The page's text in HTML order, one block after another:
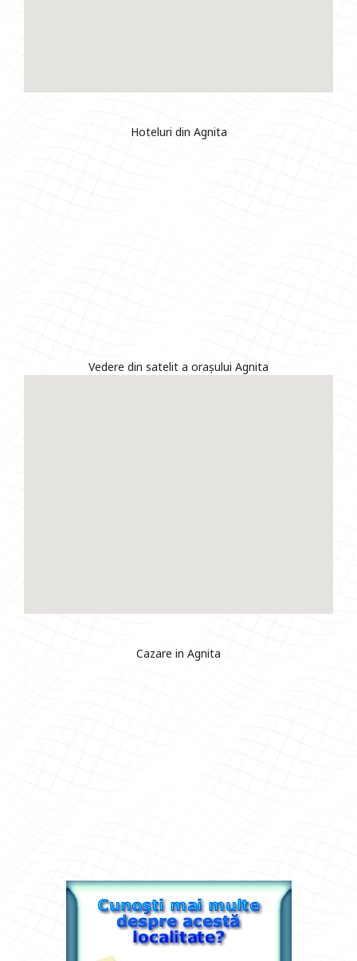
Hoteluri din Agnita
Vedere din satelit a orașului Agnita
Cazare in Agnita